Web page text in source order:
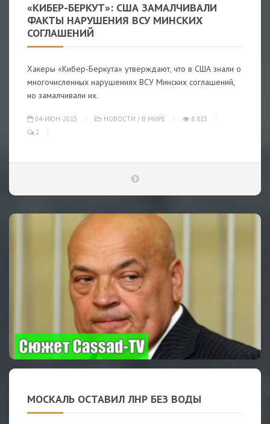
«КИБЕР-БЕРКУТ»: США ЗАМАЛЧИВАЛИ
ФАКТЫ НАРУШЕНИЯ ВСУ МИНСКИХ
СОГЛАШЕНИЙ
Хакеры «Кибер-Беркута» утверждают, что в США знали о
многочисленных нарушениях ВСУ Минских соглашений,
но замалчивали их.
04-ИЮН-2015 НОВОСТИ / В МИРЕ
8 813
2
МОСКАЛЬ ОСТАВИЛ ЛНР БЕЗ ВОДЫ